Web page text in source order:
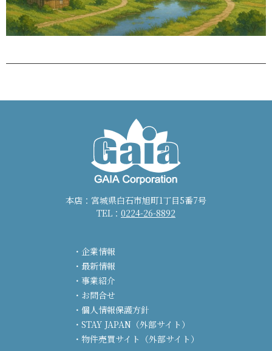
本店：宮城県白石市旭町1丁目5番7号
TEL： 0224-26-8892
企業情報
最新情報
事業紹介
お問合せ
個人情報保護方針
STAY JAPAN（外部サイト）
物件売買サイト（外部サイト）